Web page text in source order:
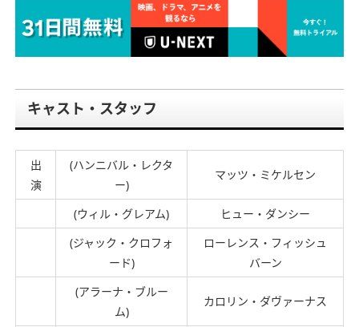
キャスト・スタッフ
出
演
(ハンニバル・レクタ
ー)
マッツ・ミケルセン
(ウィル・グレアム)
ヒュー・ダンシー
(ジャック・クロフォ
ード)
ローレンス・フィッシュ
バーン
(アラーナ・ブルー
ム)
カロリン・ダヴァーナス